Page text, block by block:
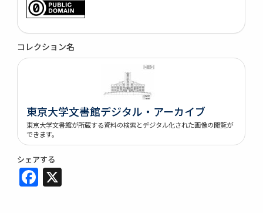
コレクション名
東京大学文書館デジタル・アーカイブ
東京大学文書館が所蔵する資料の検索とデジタル化された画像の閲覧が
できます。
シェアする
Facebook